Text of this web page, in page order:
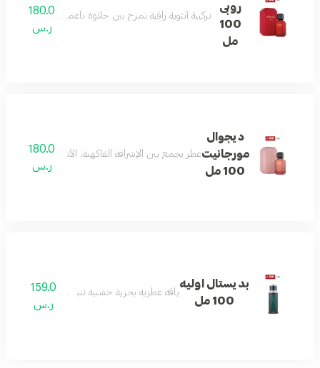
روبى
100
مل
تركيبة أنثوية راقية تمزج بين حلاوة ناعمة، قلب زهري
180.0
ر.س
ديجوال
مورجانيت
100 مل
عطر يجمع بين الإشراقة الفاكهية، الأناقة الزهرية،
180.0
ر.س
بديستال اوليه
100 مل
باقة عطرية بحرية خشبية تنبض بالانتعاش
159.0
ر.س